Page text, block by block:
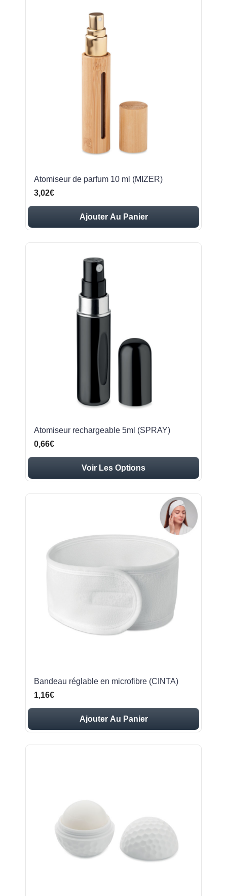
Atomiseur de parfum 10 ml (MIZER)
3,02€
Ajouter Au Panier
Atomiseur rechargeable 5ml (SPRAY)
0,66€
Voir Les Options
Bandeau réglable en microfibre (CINTA)
1,16€
Ajouter Au Panier